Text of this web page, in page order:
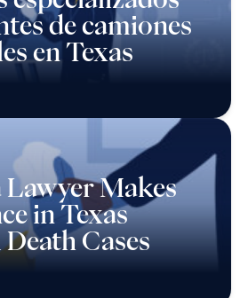
de camiones
en Texas
Lawyer Makes
in Texas
Cases